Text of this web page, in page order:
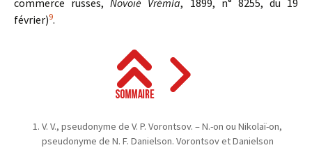
commerce russes,Novoïé Vrémia, 1899, n° 8255, du 19
février)9.
V. V., pseudonyme de V. P. Vorontsov. – N.-on ou Nikolaï-on,
pseudonyme de N. F. Danielson. Vorontsov et Danielson